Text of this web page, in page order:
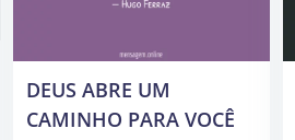
DEUS ABRE UM
CAMINHO PARA VOCÊ